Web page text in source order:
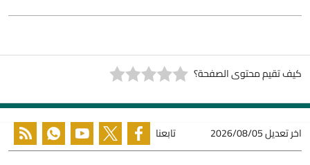
كيف تقيم محتوى الصفحة؟
اخر تعديل2026/08/05 تابعنا